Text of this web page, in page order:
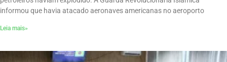
informou que havia atacado aeronaves americanas no aeroporto
Leia mais»